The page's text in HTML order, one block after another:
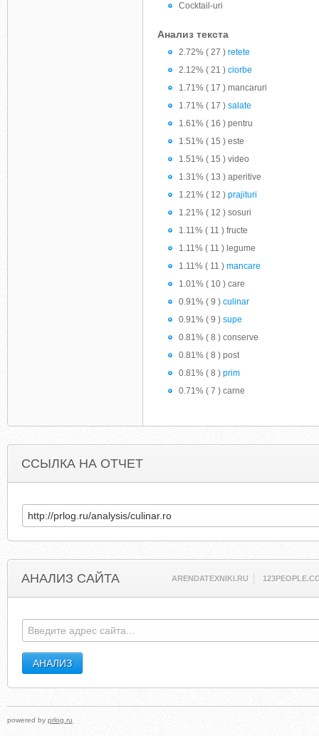
Cocktail-uri
Анализ текста
2.72% ( 27 ) retete
2.12% ( 21 ) ciorbe
1.71% ( 17 ) mancaruri
1.71% ( 17 ) salate
1.61% ( 16 ) pentru
1.51% ( 15 ) este
1.51% ( 15 ) video
1.31% ( 13 ) aperitive
1.21% ( 12 ) prajituri
1.21% ( 12 ) sosuri
1.11% ( 11 ) fructe
1.11% ( 11 ) legume
1.11% ( 11 ) mancare
1.01% ( 10 ) care
0.91% ( 9 ) culinar
0.91% ( 9 ) supe
0.81% ( 8 ) conserve
0.81% ( 8 ) post
0.81% ( 8 ) prim
0.71% ( 7 ) carne
ССЫЛКА НА ОТЧЕТ
АНАЛИЗ САЙТА ARENDATEXNIKI.RU
powered by prlog.ru